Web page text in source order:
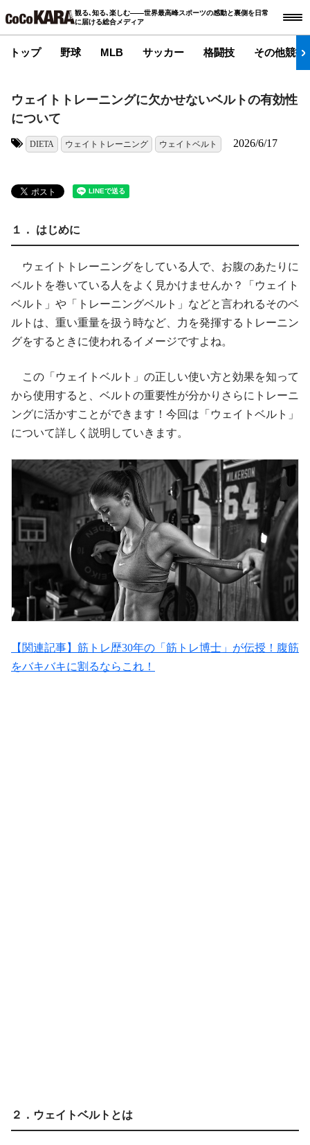
観る､知る､楽しむ――世界最高峰スポーツの感動と裏側を日常
に届ける総合メディア
トップ 野球 MLB サッカー 格闘技 その他競技
ウェイトトレーニングに欠かせないベルトの有効性
について
DIETA ウェイトトレーニング ウェイトベルト 2026/6/17
１． はじめに
ウェイトトレーニングをしている人で、お腹のあたりに
ベルトを巻いている人をよく見かけませんか？「ウェイト
ベルト」や「トレーニングベルト」などと言われるそのベ
ルトは、重い重量を扱う時など、力を発揮するトレーニン
グをするときに使われるイメージですよね。
この「ウェイトベルト」の正しい使い方と効果を知って
から使用すると、ベルトの重要性が分かりさらにトレーニ
ングに活かすことができます！今回は「ウェイトベルト」
について詳しく説明していきます。
【関連記事】筋トレ歴30年の「筋トレ博士」が伝授！腹筋
をバキバキに割るならこれ！
２．ウェイトベルトとは